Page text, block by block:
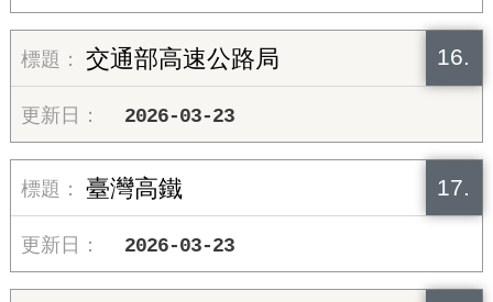
16.
交通部高速公路局
2026-03-23
17.
臺灣高鐵
2026-03-23